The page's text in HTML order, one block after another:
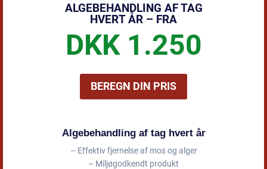
ALGEBEHANDLING AF TAG
HVERT ÅR – FRA
DKK 1.250
BEREGN DIN PRIS
Algebehandling af tag hvert år
– Effektiv fjernelse af mos og alger
– Miljøgodkendt produkt